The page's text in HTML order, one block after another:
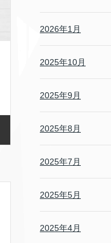
2026年1月
2025年10月
2025年9月
2025年8月
2025年7月
2025年5月
2025年4月